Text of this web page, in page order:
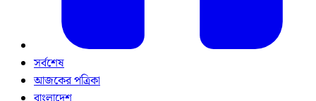
সর্বশেষ
আজকের পত্রিকা